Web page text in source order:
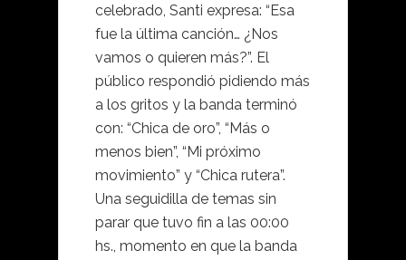
celebrado, Santi expresa: “Esa
fue la última canción… ¿Nos
vamos o quieren más?”. El
público respondió pidiendo más
a los gritos y la banda terminó
con: “Chica de oro”, “Más o
menos bien”, “Mi próximo
movimiento” y “Chica rutera”.
Una seguidilla de temas sin
parar que tuvo fin a las 00:00
hs., momento en que la banda